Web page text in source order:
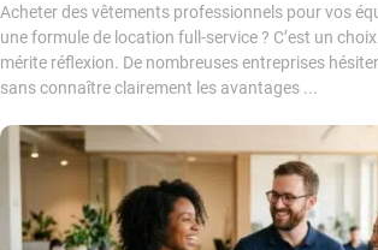
Acheter des vêtements professionnels pour vos
une formule de location full-service ? C’est un
mérite réflexion. De nombreuses entreprises
sans connaître clairement les avantages ...